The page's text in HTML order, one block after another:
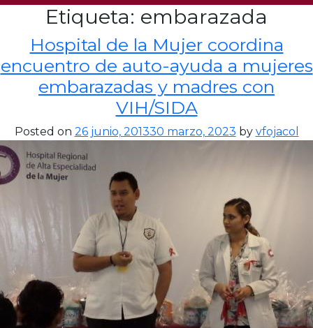
Etiqueta: embarazada
Hospital de la Mujer coordina
encuentro de auto-ayuda a mujeres
embarazadas y madres con
VIH/SIDA
Posted on 26 junio, 201330 marzo, 2023 by vfojacol